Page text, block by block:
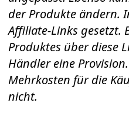
der Produkte ändern.
Affiliate-Links gesetzt.
Produktes über diese
Händler eine
Mehrkosten für die
nicht.